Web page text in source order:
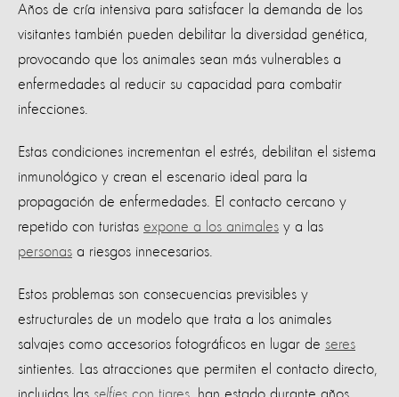
Años de cría intensiva para satisfacer la demanda de los
visitantes también pueden debilitar la diversidad genética,
provocando que los animales sean más vulnerables a
enfermedades al reducir su capacidad para combatir
infecciones.
Estas condiciones incrementan el estrés, debilitan el sistema
inmunológico y crean el escenario ideal para la
propagación de enfermedades. El contacto cercano y
repetido con turistas expone a los animales y a las
personas a riesgos innecesarios.
Estos problemas son consecuencias previsibles y
estructurales de un modelo que trata a los animales
salvajes como accesorios fotográficos en lugar de seres
sintientes. Las atracciones que permiten el contacto directo,